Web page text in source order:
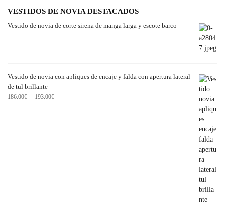
VESTIDOS DE NOVIA DESTACADOS
Vestido de novia de corte sirena de manga larga y escote barco
Vestido de novia con apliques de encaje y falda con apertura lateral
de tul brillante
186.00€ – 193.00€